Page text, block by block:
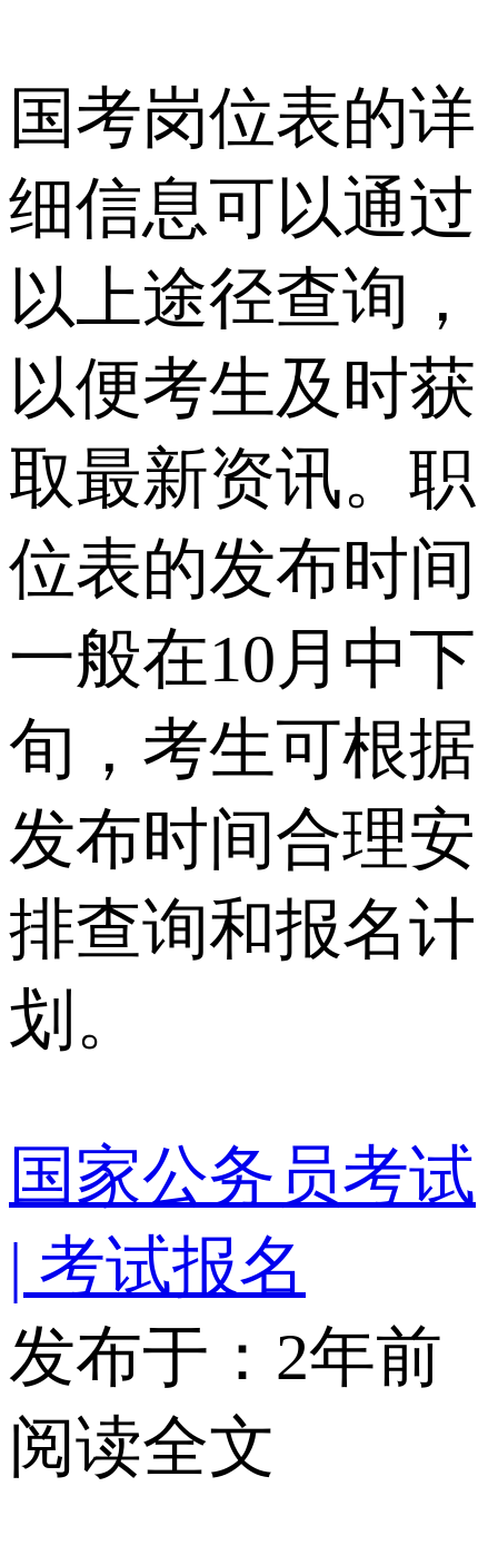
国考岗位表的详
细信息可以通过
以上途径查询，
以便考生及时获
取最新资讯。职
位表的发布时间
一般在10月中下
旬，考生可根据
发布时间合理安
排查询和报名计
划。
国家公务员考试
| 考试报名
发布于：2年前
阅读全文